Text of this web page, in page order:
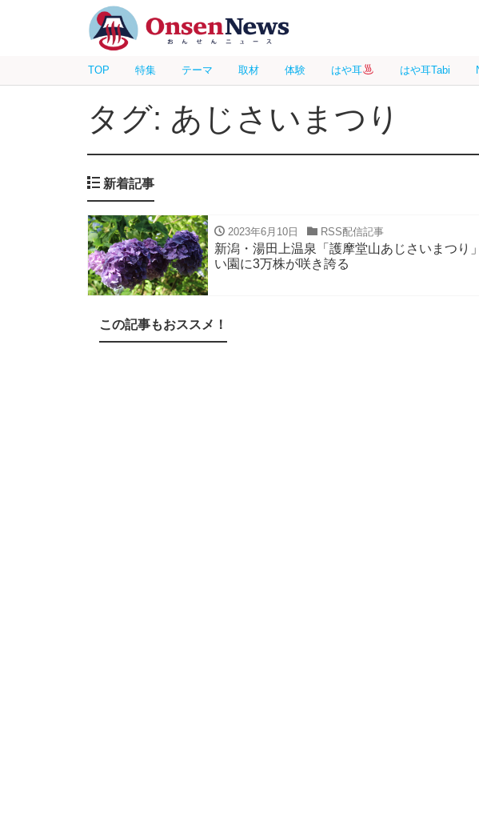
TOP 特集 テーマ 取材 体験 はや耳 はや耳Tabi
タグ: あじさいまつり
新着記事
2023年6月10日 RSS配信記事
新潟・湯田上温泉「護摩堂山あじさいまつり
い園に3万株が咲き誇る
この記事もおススメ！